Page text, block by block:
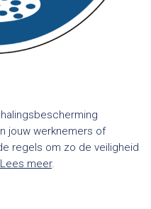
jouw werknemers of
regels om zo de veiligheid
Lees meer.